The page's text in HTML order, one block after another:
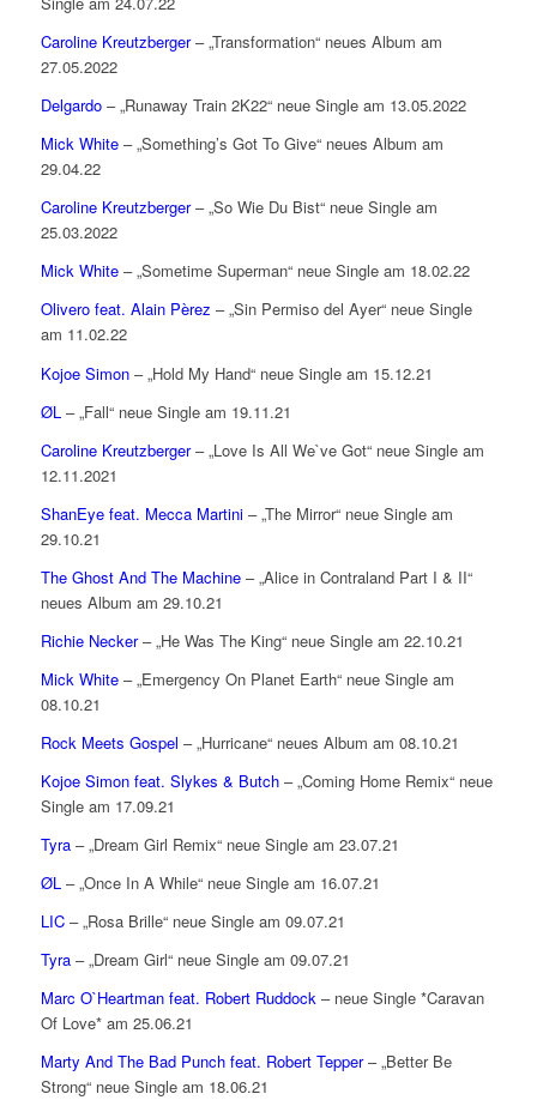
Caroline Kreutzberger– „Transformation“ neues Album am
27.05.2022
Delgardo– „Runaway Train 2K22“ neue Single am 13.05.2022
Mick White– „Something’s Got To Give“ neues Album am
29.04.22
Caroline Kreutzberger– „So Wie Du Bist“ neue Single am
25.03.2022
Mick White– „Sometime Superman“ neue Single am 18.02.22
Olivero feat. Alain Pèrez – „Sin Permiso del Ayer“ neue Single
am 11.02.22
Kojoe Simon– „Hold My Hand“ neue Single am 15.12.21
ØL – „Fall“ neue Single am 19.11.21
Caroline Kreutzberger– „Love Is All We`ve Got“ neue Single am
12.11.2021
ShanEye feat. Mecca Martini– „The Mirror“ neue Single am
29.10.21
The Ghost And The Machine– „Alice in Contraland Part I & II“
neues Album am 29.10.21
Richie Necker– „He Was The King“ neue Single am 22.10.21
Mick White– „Emergency On Planet Earth“ neue Single am
08.10.21
Rock Meets Gospel – „Hurricane“ neues Album am 08.10.21
Kojoe Simon feat. Slykes & Butch– „Coming Home Remix“ neue
Single am 17.09.21
Tyra– „Dream Girl Remix“ neue Single am 23.07.21
ØL– „Once In A While“ neue Single am 16.07.21
LIC– „Rosa Brille“ neue Single am 09.07.21
Tyra– „Dream Girl“ neue Single am 09.07.21
Marc O`Heartman feat. Robert Ruddock– neue Single *Caravan
Of Love* am 25.06.21
Marty And The Bad Punch feat. Robert Tepper– „Better Be
Strong“ neue Single am 18.06.21